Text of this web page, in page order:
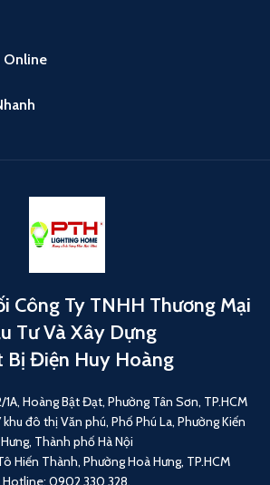
Online
Công Ty TNHH Thương Mại
Tư Và Xây Dựng
Bị Điện Huy Hoàng
Hoàng Bật Đạt, Phường Tân Sơn, TP.HCM
đô thị Văn phú, Phố Phú La, Phường Kiến
Hưng, Thành phố Hà Nội
Hiến Thành, Phường Hoà Hưng, TP.HCM
Hotline: 0902 330 328.